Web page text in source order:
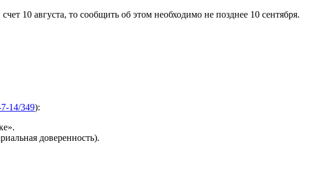
10 августа, то сообщить об этом необходимо не позднее 10 сентября.
14/349):
доверенность).